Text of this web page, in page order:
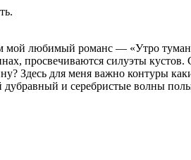
мой любимый романс — «Утро
просвечиваются силуэты кустов.
Здесь для меня важно контуры
дубравный и серебристые волны